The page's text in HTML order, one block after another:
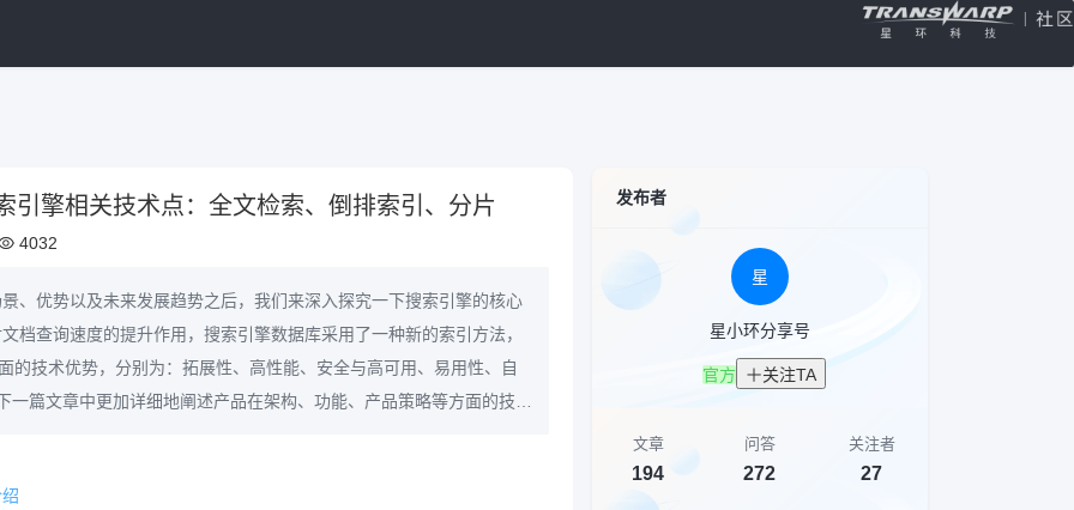
擎相关技术点：全文检索、倒排索引、分片
4032
、优势以及未来发展趋势之后，我们来深入探究一下搜索引擎的核心
档查询速度的提升作用，搜索引擎数据库采用了一种新的索引方法，
的技术优势，分别为：拓展性、高性能、安全与高可用、易用性、自
篇文章中更加详细地阐述产品在架构、功能、产品策略等方面的技术
发布者
星
星小环分享号
官方 关注TA
文章
194
问答
272
关注者
27